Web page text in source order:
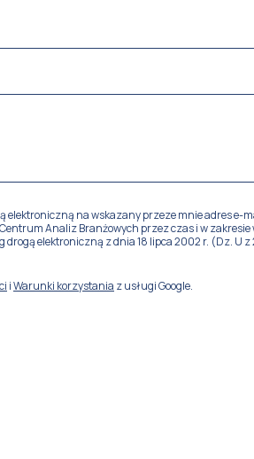
na wskazany przeze mnie adres e-
Analiz Branżowych przez czas i w zakresie
elektroniczną z dnia 18 lipca 2002 r. (Dz. U z
iWarunki korzystania z usługi Google.